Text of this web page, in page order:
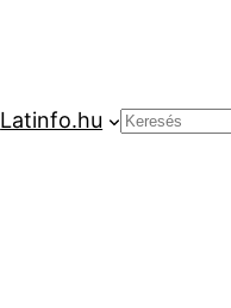
Latinfo.hu Keresés